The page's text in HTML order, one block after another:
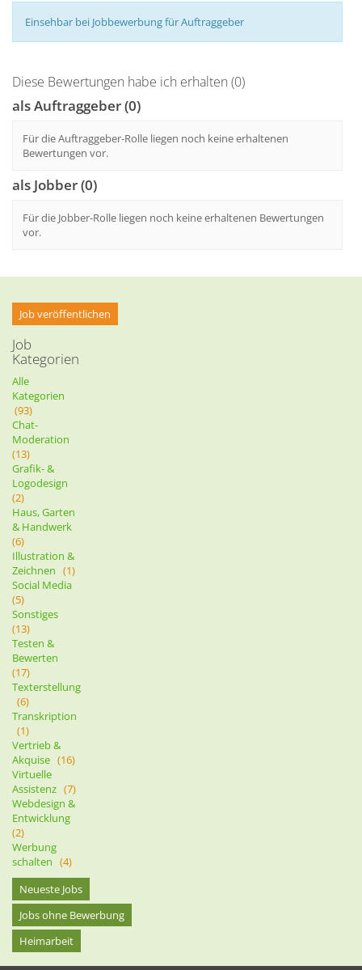
Einsehbar bei Jobbewerbung für Auftraggeber
Diese Bewertungen habe ich erhalten (0)
als Auftraggeber (0)
Für die Auftraggeber-Rolle liegen noch keine erhaltenen
Bewertungen vor.
als Jobber (0)
Für die Jobber-Rolle liegen noch keine erhaltenen Bewertungen
vor.
Job veröffentlichen
Job
Kategorien
Alle
Kategorien
(93)
Chat-
Moderation
(13)
Grafik- &
Logodesign
(2)
Haus, Garten
& Handwerk
(6)
Illustration &
Zeichnen (1)
Social Media
(5)
Sonstiges
(13)
Testen &
Bewerten
(17)
Texterstellung
(6)
Transkription
(1)
Vertrieb &
Akquise (16)
Virtuelle
Assistenz (7)
Webdesign &
Entwicklung
(2)
Werbung
schalten (4)
Neueste Jobs
Jobs ohne Bewerbung
Heimarbeit